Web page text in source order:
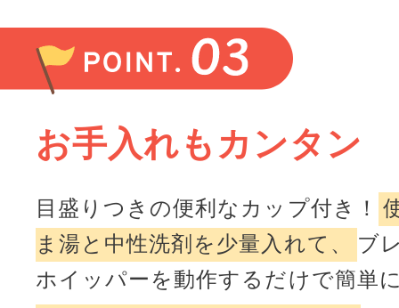
お手入れもカンタン
目盛りつきの便利なカップ付き！
ま湯と中性洗剤を少量入れて、
ブ
ホイッパーを動作するだけで簡単